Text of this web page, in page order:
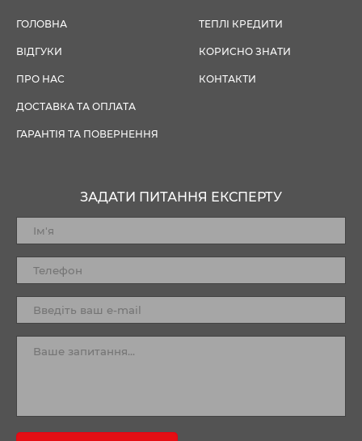
ГОЛОВНА
ВІДГУКИ
ПРО НАС
ДОСТАВКА ТА ОПЛАТА
ГАРАНТІЯ ТА ПОВЕРНЕННЯ
ТЕПЛІ КРЕДИТИ
КОРИСНО ЗНАТИ
КОНТАКТИ
ЗАДАТИ ПИТАННЯ ЕКСПЕРТУ